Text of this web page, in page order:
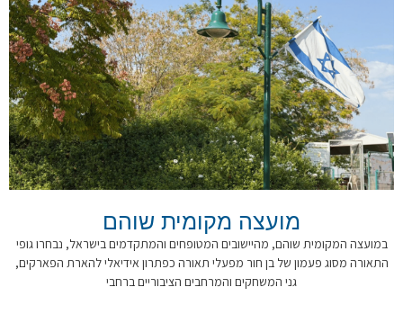
מועצה מקומית שוהם
במועצה המקומית שוהם, מהיישובים המטופחים והמתקדמים בישראל, נבחרו גופי
התאורה מסוג פעמון של בן חור מפעלי תאורה כפתרון אידיאלי להארת הפארקים,
גני המשחקים והמרחבים הציבוריים ברחבי